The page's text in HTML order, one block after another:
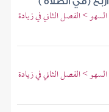
> الفصل الثاني في زيادة
> الفصل الثاني في زيادة